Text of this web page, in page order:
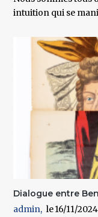
intuition qui se
Dialogue entre
admin
16/11/2024